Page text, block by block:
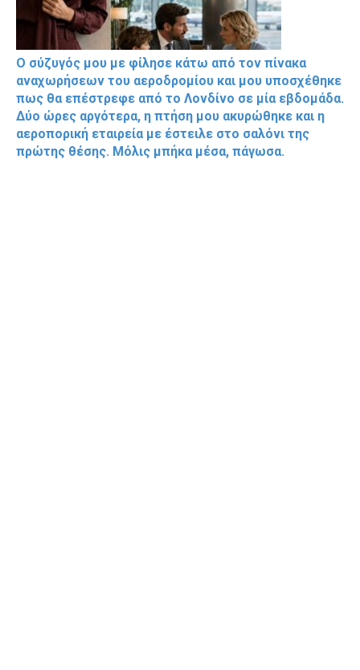
Ο σύζυγός μου με φίλησε κάτω από τον πίνακα
αναχωρήσεων του αεροδρομίου και μου υποσχέθηκε
πως θα επέστρεφε από το Λονδίνο σε μία εβδομάδα.
Δύο ώρες αργότερα, η πτήση μου ακυρώθηκε και η
αεροπορική εταιρεία με έστειλε στο σαλόνι της
πρώτης θέσης. Μόλις μπήκα μέσα, πάγωσα.